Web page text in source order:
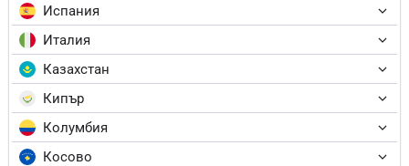
Испания
Италия
Казахстан
Кипър
Колумбия
Косово